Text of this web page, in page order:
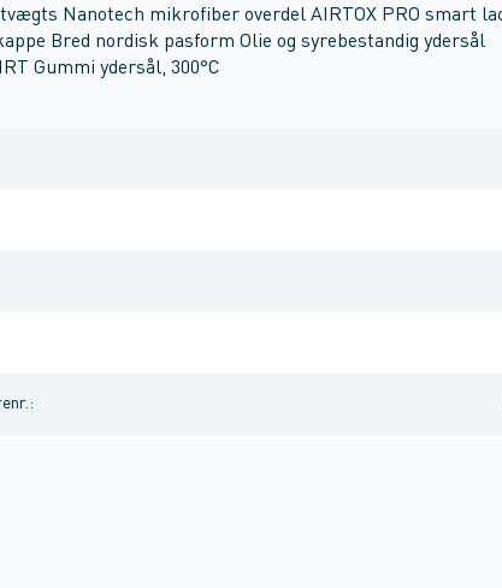
Nanotech mikrofiber overdel AIRTOX PRO smart
Bred nordisk pasform Olie og syrebestandig ydersål
Gummi ydersål, 300°C
: